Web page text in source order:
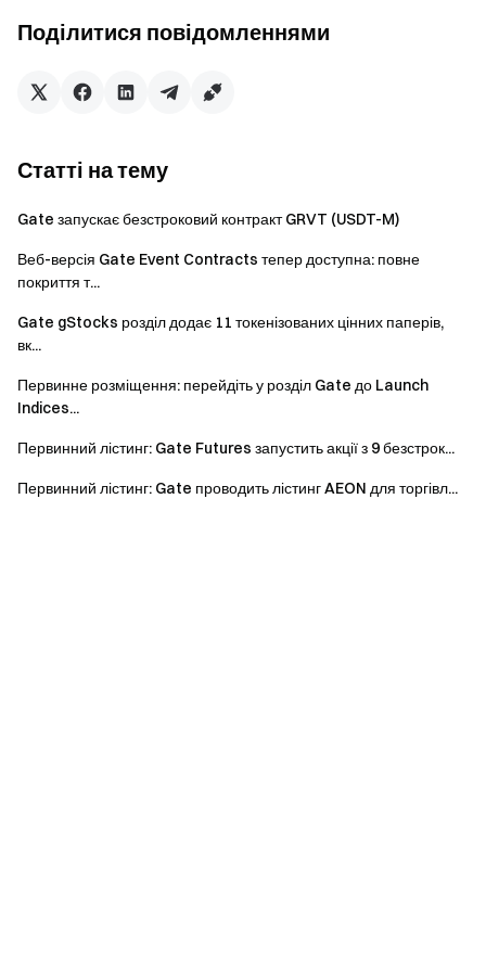
Ворота до криптовалют
Почніть діяти зараз
привітальних винагород
Запрошуйте друзіві отримуйте 40% комісії
Залишайтеся на зв'язку
Завантажте додаток Gate | Десктоп версію
бонусів
Приєднуйтесь до нашої Telegram-спільноти
обговорювати актуальні теми
в курсі останніх подій
Поділитися повідомленнями
Статті на тему
Gate запускає безстроковий контракт GRVT (USDT-M)
Веб-версія Gate Event Contracts тепер доступна: повне
покриття т...
Gate gStocks розділ додає 11 токенізованих цінних паперів,
вк...
Первинне розміщення: перейдіть у розділ Gate до Launch
Indices...
Первинний лістинг: Gate Futures запустить акції з 9 безстрок...
Первинний лістинг: Gate проводить лістинг AEON для торгівл...